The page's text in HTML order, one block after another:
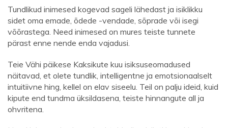
Tundlikud inimesed kogevad sageli lähedast ja isiklikku
sidet oma emade, õdede -vendade, sõprade või isegi
võõrastega. Need inimesed on mures teiste tunnete
pärast enne nende enda vajadusi.
Teie Vähi päikese Kaksikute kuu isiksuseomadused
näitavad, et olete tundlik, intelligentne ja emotsionaalselt
intuitiivne hing, kellel on elav siseelu. Teil on palju ideid, kuid
kipute end tundma üksildasena, teiste hinnangute all ja
ohvritena.